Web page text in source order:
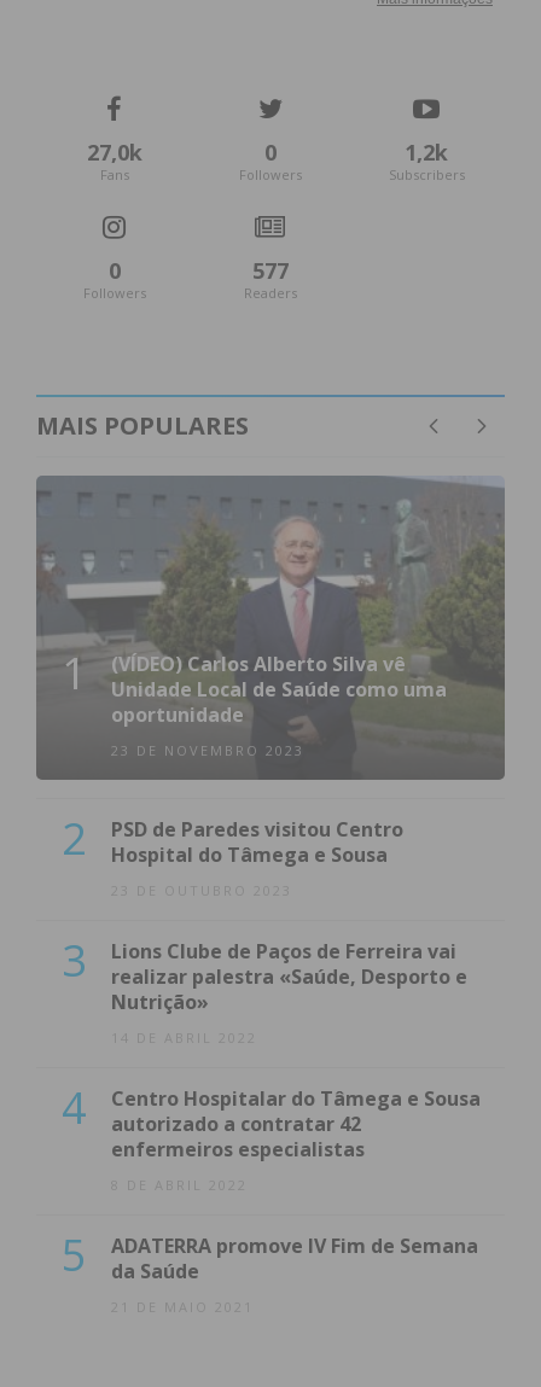
27,0k
Fans
0
Followers
1,2k
Subscribers
0
Followers
577
Readers
MAIS POPULARES
1
(VÍDEO) Carlos Alberto Silva vê
Unidade Local de Saúde como uma
oportunidade
23 DE NOVEMBRO 2023
2
PSD de Paredes visitou Centro
Hospital do Tâmega e Sousa
23 DE OUTUBRO 2023
3
Lions Clube de Paços de Ferreira vai
realizar palestra «Saúde, Desporto e
Nutrição»
14 DE ABRIL 2022
4
Centro Hospitalar do Tâmega e Sousa
autorizado a contratar 42
enfermeiros especialistas
8 DE ABRIL 2022
5
ADATERRA promove IV Fim de Semana
da Saúde
21 DE MAIO 2021